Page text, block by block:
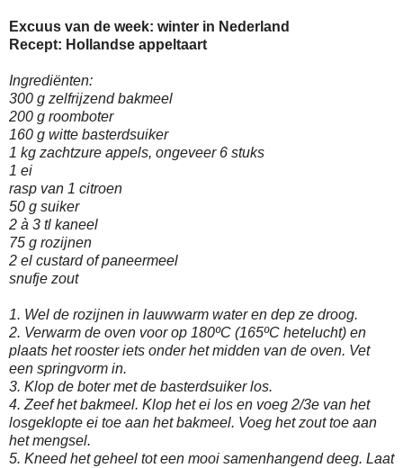
Excuus van de week: winter in Nederland
Recept: Hollandse appeltaart
Ingrediënten:
300 g zelfrijzend bakmeel
200 g roomboter
160 g witte basterdsuiker
1 kg zachtzure appels, ongeveer 6 stuks
1 ei
rasp van 1 citroen
50 g suiker
2 à 3 tl kaneel
75 g rozijnen
2 el custard of paneermeel
snufje zout
1. Wel de rozijnen in lauwwarm water en dep ze droog.
2. Verwarm de oven voor op 180ºC (165ºC hetelucht) en
plaats het rooster iets onder het midden van de oven. Vet
een springvorm in.
3. Klop de boter met de basterdsuiker los.
4. Zeef het bakmeel. Klop het ei los en voeg 2/3e van het
losgeklopte ei toe aan het bakmeel. Voeg het zout toe aan
het mengsel.
5. Kneed het geheel tot een mooi samenhangend deeg. Laat